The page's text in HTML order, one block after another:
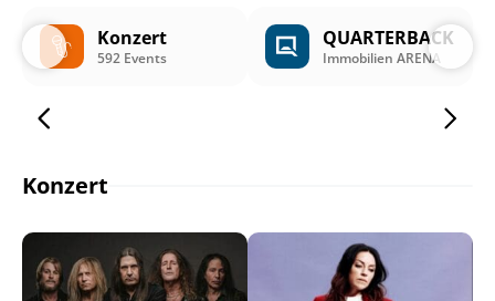
Konzert
592 Events
QUARTERBACK
Immobilien ARENA
Konzert